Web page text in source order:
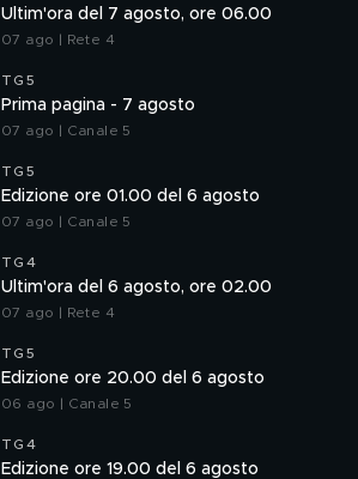
Ultim'ora del 7 agosto, ore 06.00
07 ago | Rete 4
TG5
Prima pagina - 7 agosto
07 ago | Canale 5
TG5
Edizione ore 01.00 del 6 agosto
07 ago | Canale 5
TG4
Ultim'ora del 6 agosto, ore 02.00
07 ago | Rete 4
TG5
Edizione ore 20.00 del 6 agosto
06 ago | Canale 5
TG4
Edizione ore 19.00 del 6 agosto